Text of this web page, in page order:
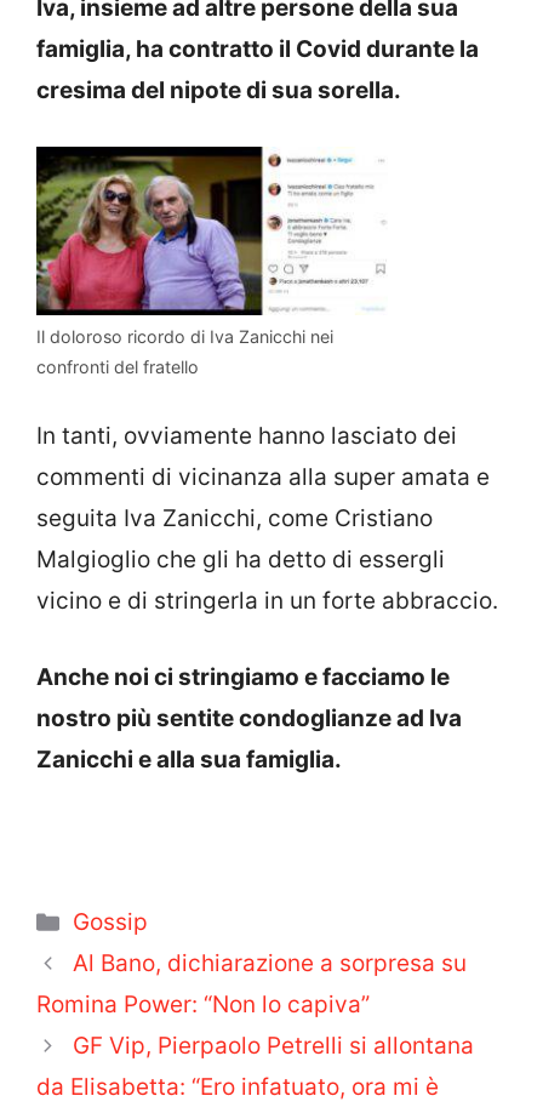
Iva, insieme ad altre persone della sua
famiglia, ha contratto il Covid durante la
cresima del nipote di sua sorella.
Il doloroso ricordo di Iva Zanicchi nei
confronti del fratello
In tanti, ovviamente hanno lasciato dei
commenti di vicinanza alla super amata e
seguita Iva Zanicchi, come Cristiano
Malgioglio che gli ha detto di essergli
vicino e di stringerla in un forte abbraccio.
Anche noi ci stringiamo e facciamo le
nostro più sentite condoglianze ad Iva
Zanicchi e alla sua famiglia.
Categorie
Gossip
Al Bano, dichiarazione a sorpresa su
Romina Power: “Non lo capiva”
GF Vip, Pierpaolo Petrelli si allontana
da Elisabetta: “Ero infatuato, ora mi è